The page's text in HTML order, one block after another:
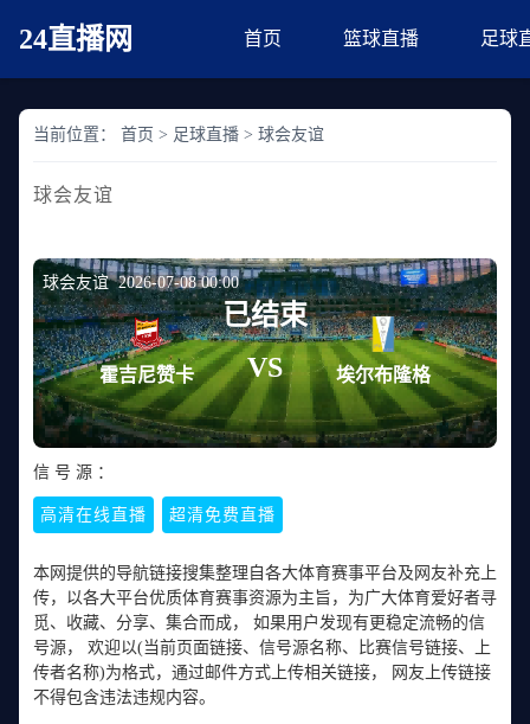
24直播网 首页 篮球直播 足球
当前位置： 首页 > 足球直播 > 球会友谊
球会友谊
球会友谊 2026-07-08 00:00
霍吉尼赞卡
已结束
VS
埃尔布隆格
信 号 源 ：
高清在线直播 超清免费直播
本网提供的导航链接搜集整理自各大体育赛事平台及网友补充上
传，以各大平台优质体育赛事资源为主旨，为广大体育爱好者寻
觅、收藏、分享、集合而成， 如果用户发现有更稳定流畅的信
号源， 欢迎以(当前页面链接、信号源名称、比赛信号链接、上
传者名称)为格式，通过邮件方式上传相关链接， 网友上传链接
不得包含违法违规内容。